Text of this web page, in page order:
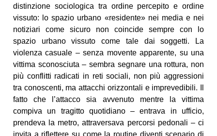
distinzione sociologica tra ordine percepito e ordine
vissuto: lo spazio urbano «residente» nei media e nei
notiziari come sicuro non coincide sempre con lo
spazio urbano vissuto come tale dai soggetti. La
violenza casuale – senza movente apparente, su una
vittima sconosciuta – sembra segnare una rottura, non
più conflitti radicati in reti sociali, non più aggressioni
tra conoscenti, ma attacchi orizzontali e imprevedibili. Il
fatto che l’attacco sia avvenuto mentre la vittima
compiva un tragitto quotidiano – entrava in ufficio,
prendeva la metro, attraversava percorsi pedonali – ci